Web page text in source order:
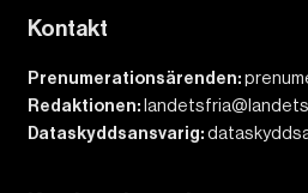
Kontakt
Prenumerationsärenden:
Redaktionen:
Dataskyddsansvarig: